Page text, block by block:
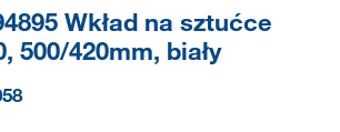
Wkład na sztućce
500/420mm, biały